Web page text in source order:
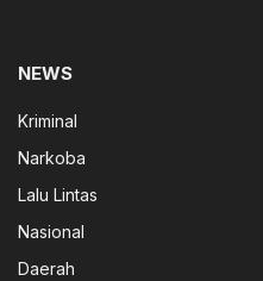
NEWS
Kriminal
Narkoba
Lalu Lintas
Nasional
Daerah